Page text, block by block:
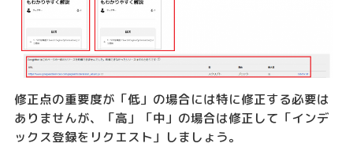
修正点の重要度が「低」の場合には特に修正する必要は
ありませんが、「高」「中」の場合は修正して「インデ
ックス登録をリクエスト」しましょう。